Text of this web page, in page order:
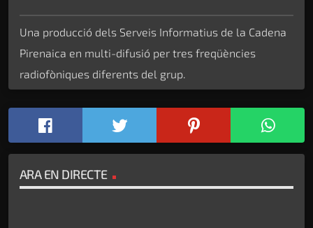
Una producció dels Serveis Informatius de la Cadena
Pirenaica en multi-difusió per tres freqüències
radiofòniques diferents del grup.
ARA EN DIRECTE